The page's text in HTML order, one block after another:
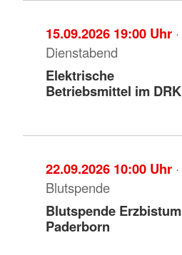
15.09.2026 19:00 Uhr ·
Dienstabend
Elektrische
Betriebsmittel im DRK
22.09.2026 10:00 Uhr ·
Blutspende
Blutspende Erzbistum
Paderborn